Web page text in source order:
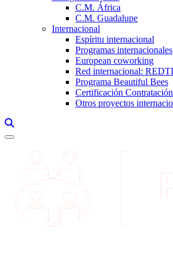
C.M. África
C.M. Guadalupe
Internacional
Espíritu internacional
Programas internacionales
European coworking
Red internacional:
Programa Beautiful Bees
Certificación
Otros proyectos